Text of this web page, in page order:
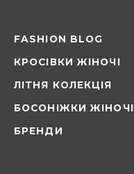
FASHION BLOG
КРОСІВКИ ЖІНОЧІ
ЛІТНЯ КОЛЕКЦІЯ
БОСОНІЖКИ ЖІНОЧІ
БРЕНДИ